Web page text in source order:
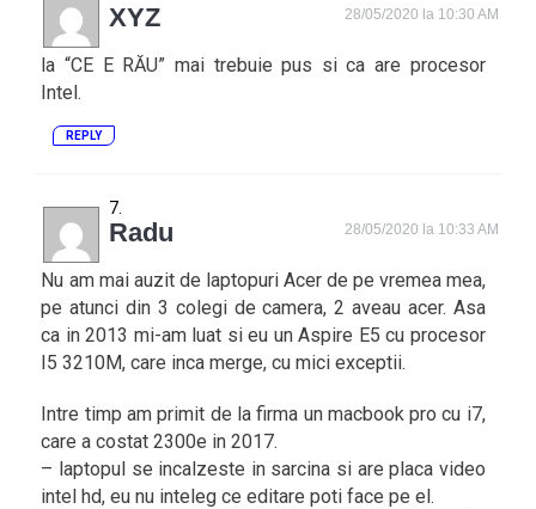
XYZ 28/05/2020 la 10:30 AM
la “CE E RĂU” mai trebuie pus si ca are procesor
Intel.
REPLY
Radu 28/05/2020 la 10:33 AM
Nu am mai auzit de laptopuri Acer de pe vremea mea,
pe atunci din 3 colegi de camera, 2 aveau acer. Asa
ca in 2013 mi-am luat si eu un Aspire E5 cu procesor
I5 3210M, care inca merge, cu mici exceptii.
Intre timp am primit de la firma un macbook pro cu i7,
care a costat 2300e in 2017.
– laptopul se incalzeste in sarcina si are placa video
intel hd, eu nu inteleg ce editare poti face pe el.